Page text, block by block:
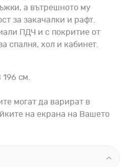
а вътрешното му
за закачалки и рафт.
ПДЧ и с покритие от
спалня, хол и кабинет.
см.
могат да варират в
на екрана на Вашето